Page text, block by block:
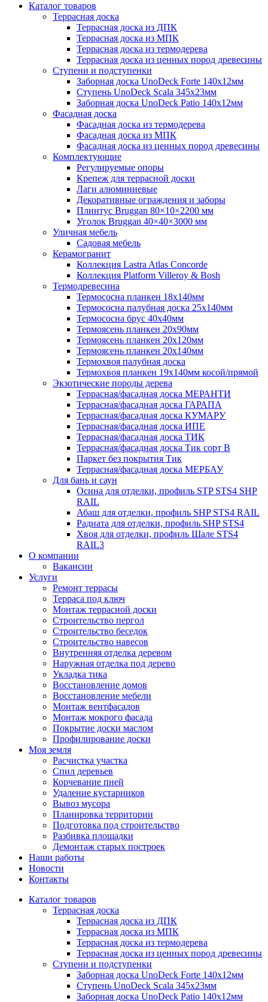
Каталог товаров
Террасная доска
Террасная доска из ДПК
Террасная доска из МПК
Террасная доска из термодерева
Террасная доска из ценных пород древесины
Ступени и подступенки
Заборная доска UnoDeck Forte 140х12мм
Ступень UnoDeck Scala 345х23мм
Заборная доска UnoDeck Patio 140х12мм
Фасадная доска
Фасадная доска из термодерева
Фасадная доска из МПК
Фасадная доска из ценных пород древесины
Комплектующие
Регулируемые опоры
Крепеж для террасной доски
Лаги алюминиевые
Декоративные ограждения и заборы
Плинтус Bruggan 80×10×2200 мм
Уголок Bruggan 40×40×3000 мм
Уличная мебель
Садовая мебель
Керамогранит
Коллекция Lastra Atlas Concorde
Коллекция Platform Villeroy & Bosh
Термодревесина
Термососна планкен 18х140мм
Термососна палубная доска 25х140мм
Термососна брус 40х40мм
Термоясень планкен 20х90мм
Термоясень планкен 20х120мм
Термоясень планкен 20х140мм
Термохвоя палубная доска
Термохвоя планкен 19х140мм косой/прямой
Экзотические породы дерева
Террасная/фасадная доска МЕРАНТИ
Террасная/фасадная доска ГАРАПА
Террасная/фасадная доска КУМАРУ
Террасная/фасадная доска ИПЕ
Террасная/фасадная доска ТИК
Террасная/фасадная доска Тик сорт В
Паркет без покрытия Тик
Террасная/фасадная доска МЕРБАУ
Для бань и саун
Осина для отделки, профиль STP STS4 SHP
RAIL
Абаш для отделки, профиль SHP STS4 RAIL
Радиата для отделки, профиль SHP STS4
Хвоя для отделки, профиль Шале STS4
RAIL3
О компании
Вакансии
Услуги
Ремонт террасы
Терраса под ключ
Монтаж террасной доски
Строительство пергол
Строительство беседок
Строительство навесов
Внутренняя отделка деревом
Наружная отделка под дерево
Укладка тика
Восстановление домов
Восстановление мебели
Монтаж вентфасадов
Монтаж мокрого фасада
Покрытие доски маслом
Профилирование доски
Моя земля
Расчистка участка
Спил деревьев
Корчевание пней
Удаление кустарников
Вывоз мусора
Планировка территории
Подготовка под строительство
Разбивка площадки
Демонтаж старых построек
Наши работы
Новости
Контакты
Каталог товаров
Террасная доска
Террасная доска из ДПК
Террасная доска из МПК
Террасная доска из термодерева
Террасная доска из ценных пород древесины
Ступени и подступенки
Заборная доска UnoDeck Forte 140х12мм
Ступень UnoDeck Scala 345х23мм
Заборная доска UnoDeck Patio 140х12мм